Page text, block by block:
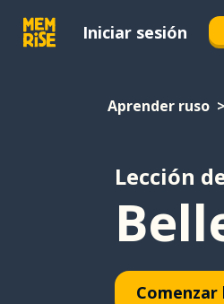
Iniciar sesión
Aprender ruso
Lección
Comenzar